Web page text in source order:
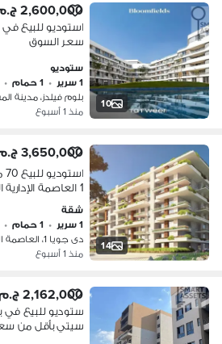
10
2,600,000 ج.م
استوديو للبيع
سعر السوق
ستوديو
1 سرير
• 1 حمام •
بلوم فيلدز، مدينة
منذ 1 أسبوع
14
3,650,000 ج.م
فوري غرفة
على 10 سنوات
شقة
1 سرير
• 1 حمام •
منذ 1 أسبوع
2,162,000 ج.م
ستوديو للبيع في
سيتي بأقل من